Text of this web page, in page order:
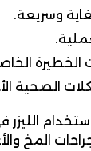
وسريعة.
الخطيرة
الصحية
الليزر
المخ